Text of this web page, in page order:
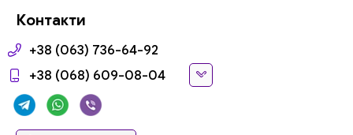
Контакти
+38 (063) 736-64-92
+38 (068) 609-08-04